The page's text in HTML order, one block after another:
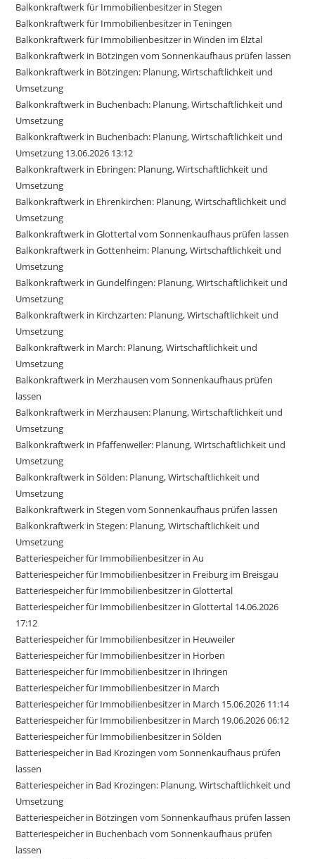
Balkonkraftwerk für Immobilienbesitzer in Stegen
Balkonkraftwerk für Immobilienbesitzer in Teningen
Balkonkraftwerk für Immobilienbesitzer in Winden im Elztal
Balkonkraftwerk in Bötzingen vom Sonnenkaufhaus prüfen lassen
Balkonkraftwerk in Bötzingen: Planung, Wirtschaftlichkeit und
Umsetzung
Balkonkraftwerk in Buchenbach: Planung, Wirtschaftlichkeit und
Umsetzung
Balkonkraftwerk in Buchenbach: Planung, Wirtschaftlichkeit und
Umsetzung 13.06.2026 13:12
Balkonkraftwerk in Ebringen: Planung, Wirtschaftlichkeit und
Umsetzung
Balkonkraftwerk in Ehrenkirchen: Planung, Wirtschaftlichkeit und
Umsetzung
Balkonkraftwerk in Glottertal vom Sonnenkaufhaus prüfen lassen
Balkonkraftwerk in Gottenheim: Planung, Wirtschaftlichkeit und
Umsetzung
Balkonkraftwerk in Gundelfingen: Planung, Wirtschaftlichkeit und
Umsetzung
Balkonkraftwerk in Kirchzarten: Planung, Wirtschaftlichkeit und
Umsetzung
Balkonkraftwerk in March: Planung, Wirtschaftlichkeit und
Umsetzung
Balkonkraftwerk in Merzhausen vom Sonnenkaufhaus prüfen
lassen
Balkonkraftwerk in Merzhausen: Planung, Wirtschaftlichkeit und
Umsetzung
Balkonkraftwerk in Pfaffenweiler: Planung, Wirtschaftlichkeit und
Umsetzung
Balkonkraftwerk in Sölden: Planung, Wirtschaftlichkeit und
Umsetzung
Balkonkraftwerk in Stegen vom Sonnenkaufhaus prüfen lassen
Balkonkraftwerk in Stegen: Planung, Wirtschaftlichkeit und
Umsetzung
Batteriespeicher für Immobilienbesitzer in Au
Batteriespeicher für Immobilienbesitzer in Freiburg im Breisgau
Batteriespeicher für Immobilienbesitzer in Glottertal
Batteriespeicher für Immobilienbesitzer in Glottertal 14.06.2026
17:12
Batteriespeicher für Immobilienbesitzer in Heuweiler
Batteriespeicher für Immobilienbesitzer in Horben
Batteriespeicher für Immobilienbesitzer in Ihringen
Batteriespeicher für Immobilienbesitzer in March
Batteriespeicher für Immobilienbesitzer in March 15.06.2026 11:14
Batteriespeicher für Immobilienbesitzer in March 19.06.2026 06:12
Batteriespeicher für Immobilienbesitzer in Sölden
Batteriespeicher in Bad Krozingen vom Sonnenkaufhaus prüfen
lassen
Batteriespeicher in Bad Krozingen: Planung, Wirtschaftlichkeit und
Umsetzung
Batteriespeicher in Bötzingen vom Sonnenkaufhaus prüfen lassen
Batteriespeicher in Buchenbach vom Sonnenkaufhaus prüfen
lassen